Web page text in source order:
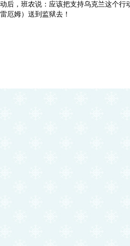
后，班农说：应该把支持乌克兰这个行
厄姆）送到监狱去！